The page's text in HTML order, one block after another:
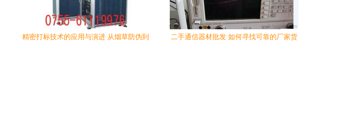
精密打标技术的应用与演进 从烟草防伪到
二手通信器材批发 如何寻找可靠的厂家货